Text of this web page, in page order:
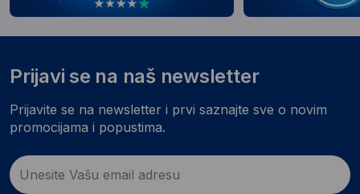
Prijavi se na naš newsletter
Prijavite se na newsletter i prvi saznajte sve o novim
promocijama i popustima.